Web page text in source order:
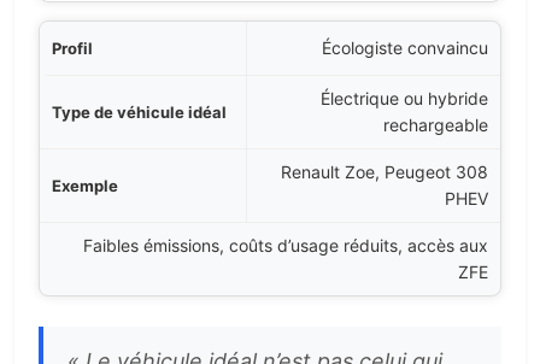
Écologiste convaincu
Électrique ou hybride
rechargeable
Renault Zoe, Peugeot 308
PHEV
Faibles émissions, coûts d’usage réduits, accès aux
ZFE